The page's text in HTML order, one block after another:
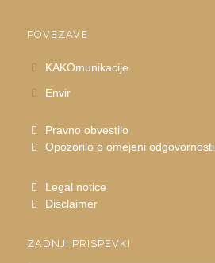
POVEZAVE
KAKOmunikacije
Envir
Pravno obvestilo
Opozorilo o omejeni odgovornosti
Legal notice
Disclaimer
ZADNJI PRISPEVKI